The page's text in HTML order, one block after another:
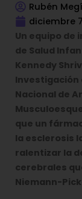
Rubén
diciembre
Un equipo de
de Salud
Kennedy
Investigación
Nacional de
que un
la esclerosis
ralentizar la
cerebrales
Niemann-Pick